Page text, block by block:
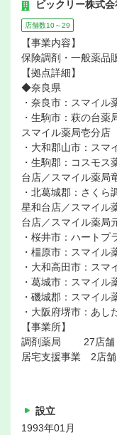
ビックリー株式会
店舗数10～29
【事業内容】
保険調剤・一般薬品
【拠点詳細】
◆奈良県
・奈良市：スマイ
・生駒市：萩の台薬
スマイル薬局壱分店
・大和郡山市：ス
・生駒郡：コスモス
台店／スマイル薬局
・北葛城郡：さくら
星和台店／スマイル
台店／スマイル薬局
・桜井市：ハートプ
・橿原市：スマイ
・大和高田市：スマ
・葛城市：スマイ
・磯城郡：スマイル
・大阪府堺市：あし
【事業所】
調剤薬局 27店舗
居宅支援事業 2店舗
設立
1993年01月